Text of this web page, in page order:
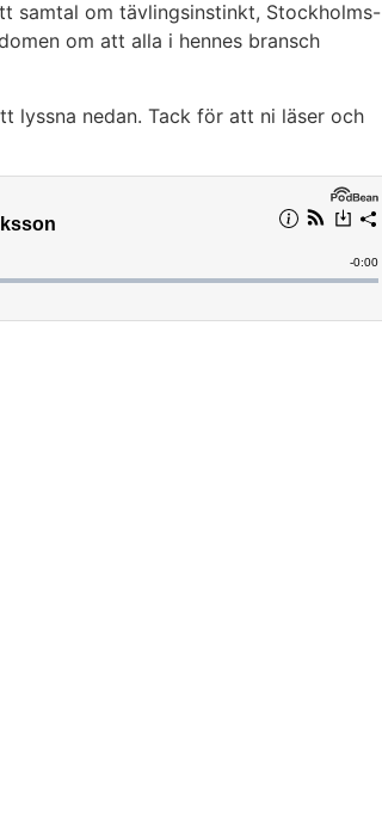
samtal om tävlingsinstinkt, Stockholms-
om att alla i hennes bransch
lyssna nedan. Tack för att ni läser och